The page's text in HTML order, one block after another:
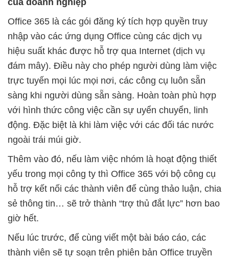
của doanh nghiệp
Office 365 là các gói đăng ký tích hợp quyền truy
nhập vào các ứng dụng Office cùng các dịch vụ
hiệu suất khác được hỗ trợ qua Internet (dịch vụ
đám mây). Điều này cho phép người dùng làm việc
trực tuyến mọi lúc mọi nơi, các công cụ luôn sẵn
sàng khi người dùng sẵn sàng. Hoàn toàn phù hợp
với hình thức công việc cần sự uyển chuyển, linh
động. Đặc biệt là khi làm việc với các đối tác nước
ngoài trái múi giờ.
Thêm vào đó, nếu làm việc nhóm là hoạt động thiết
yếu trong mọi công ty thì Office 365 với bộ công cụ
hỗ trợ kết nối các thành viên để cùng thảo luận, chia
sẻ thông tin… sẽ trở thành “trợ thủ đắt lực” hơn bao
giờ hết.
Nếu lúc trước, để cùng viết một bài báo cáo, các
thành viên sẽ tự soạn trên phiên bản Office truyền